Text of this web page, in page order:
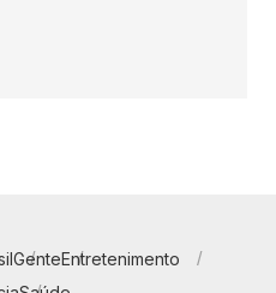
GenteEntretenimento